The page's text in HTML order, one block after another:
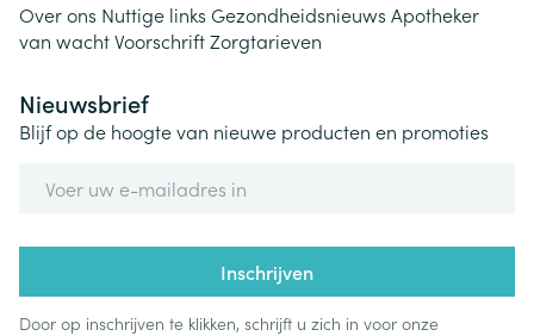
Over ons Nuttige links Gezondheidsnieuws Apotheker
van wachtVoorschriftZorgtarieven
Nieuwsbrief
Blijf op de hoogte van nieuwe producten en promoties
Inschrijven
Door op inschrijven te klikken, schrijft u zich in voor onze